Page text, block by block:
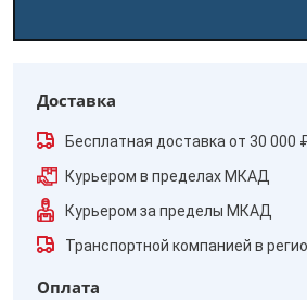
Доставка
Бесплатная доставка от 30
Курьером в пределах МКАД
Курьером за пределы МКАД
Транспортной компанией в
Оплата